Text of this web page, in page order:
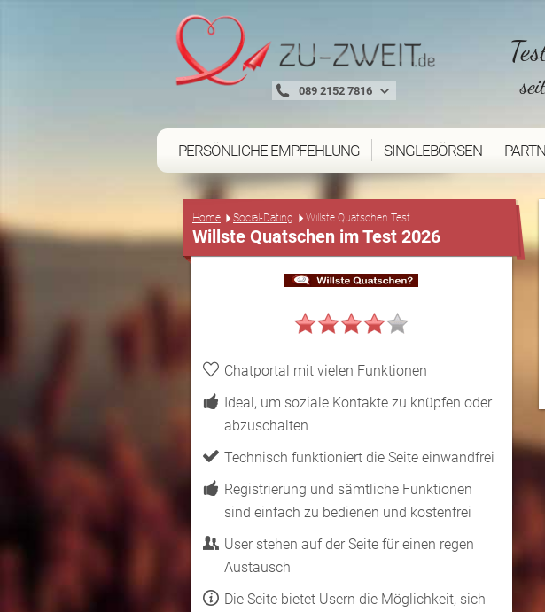
089 2152 7816
PERSÖNLICHE EMPFEHLUNG SINGLEBÖRSEN
Home Social-Dating Willste Quatschen Test
Willste Quatschen im Test 2026
Chatportal mit vielen Funktionen
Ideal, um soziale Kontakte zu knüpfen oder
abzuschalten
Technisch funktioniert die Seite einwandfrei
Registrierung und sämtliche Funktionen
sind einfach zu bedienen und kostenfrei
User stehen auf der Seite für einen regen
Austausch
Die Seite bietet Usern die Möglichkeit, sich